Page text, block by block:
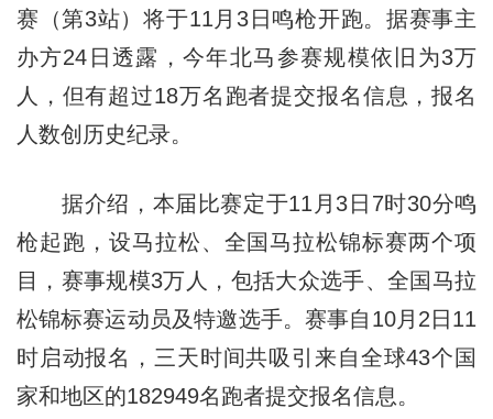
赛（第3站）将于11月3日鸣枪开跑。据赛事主
办方24日透露，今年北马参赛规模依旧为3万
人，但有超过18万名跑者提交报名信息，报名
人数创历史纪录。
据介绍，本届比赛定于11月3日7时30分鸣
枪起跑，设马拉松、全国马拉松锦标赛两个项
目，赛事规模3万人，包括大众选手、全国马拉
松锦标赛运动员及特邀选手。赛事自10月2日11
时启动报名，三天时间共吸引来自全球43个国
家和地区的182949名跑者提交报名信息。